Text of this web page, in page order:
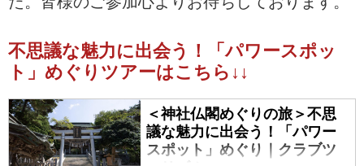
不思議な魅力に出会う！「パワースポッ
ト」めぐりツアーはこちら↓↓
＜神社仏閣めぐりの旅＞不思
議な魅力に出会う！「パワー
スポット」めぐり｜クラブツ